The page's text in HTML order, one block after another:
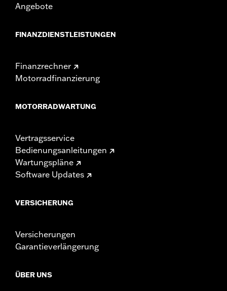
Angebote
FINANZDIENSTLEISTUNGEN
Finanzrechner
Motorradfinanzierung
MOTORRADWARTUNG
Vertragsservice
Bedienungsanleitungen
Wartungspläne
Software Updates
VERSICHERUNG
Versicherungen
Garantieverlängerung
ÜBER UNS